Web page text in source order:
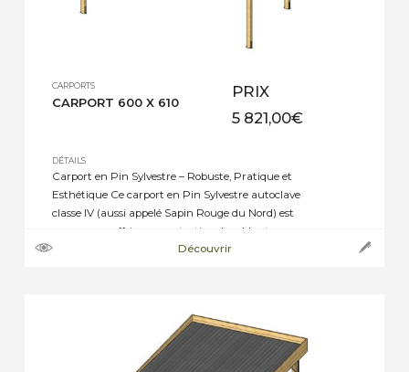
CARPORTS
CARPORT 600 X 610
PRIX
5 821,00€
DÉTAILS
Carport en Pin Sylvestre – Robuste, Pratique et
Esthétique Ce carport en Pin Sylvestre autoclave
classe IV (aussi appelé Sapin Rouge du Nord) est
conçu pour offrir une protection durable et
élégante à votre véhicule. Il peut être installé en
Découvrir